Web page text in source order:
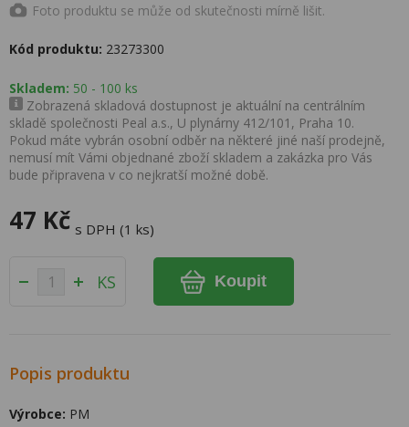
Foto produktu se může od skutečnosti mírně lišit.
Kód produktu: 23273300
Skladem: 50 - 100 ks
Zobrazená skladová dostupnost je aktuální na centrálním
skladě společnosti Peal a.s., U plynárny 412/101, Praha 10.
Pokud máte vybrán osobní odběr na některé jiné naší prodejně,
nemusí mít Vámi objednané zboží skladem a zakázka pro Vás
bude připravena v co nejkratší možné době.
47 Kč s DPH (1 ks)
KS Koupit
Popis produktu
Výrobce: PM